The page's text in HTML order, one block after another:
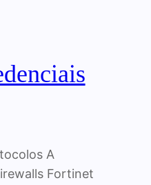
A
Fortinet